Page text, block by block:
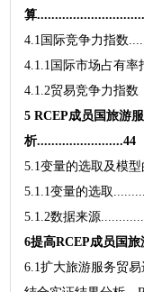
算
4.1国际竞争力指数
4.1.1国际市场占有
4.1.2贸易竞争力指
5 RCEP成员国旅游
析........................44
5.1变量的选取及模
5.1.1变量的选取
5.1.2数据来源
6提高RCEP成员国
6.1扩大旅游服务贸